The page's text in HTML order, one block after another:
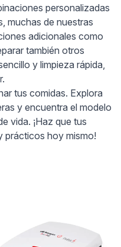
personalizadas
muchas de nuestras
adicionales como
también otros
y limpieza rápida,
tus comidas. Explora
y encuentra el modelo
vida. ¡Haz que tus
prácticos hoy mismo!